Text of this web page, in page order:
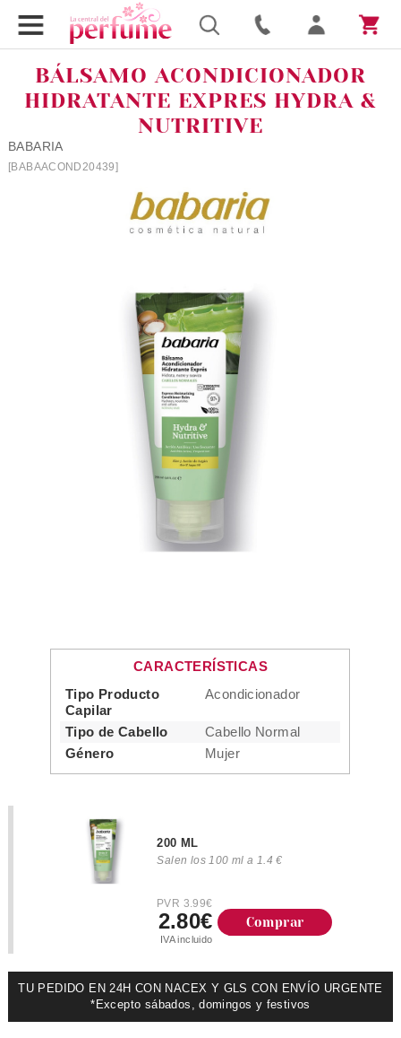
BÁLSAMO ACONDICIONADOR
HIDRATANTE EXPRES HYDRA &
NUTRITIVE
BABARIA
[BABAACOND20439]
CARACTERÍSTICAS
Tipo Producto
Capilar
Acondicionador
Tipo de Cabello
Cabello Normal
Género
Mujer
200 ML
Salen los 100 ml a 1.4 €
PVR 3.99€
2.80€
IVA incluido
Comprar
TU PEDIDO EN 24H CON NACEX Y GLS CON ENVÍO URGENTE
*Excepto sábados, domingos y festivos